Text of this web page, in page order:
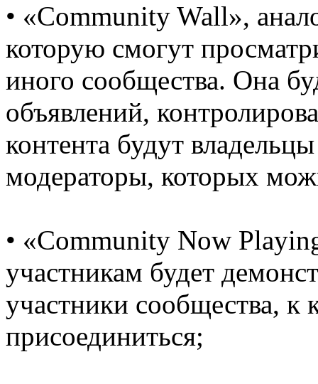
• «Community Wall»,
которую смогут
иного сообщества. Она
объявлений,
контента будут
модераторы, которых
• «Community Now
участникам будет
участники сообщества, к
присоединиться;